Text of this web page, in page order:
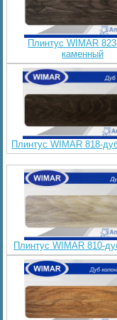
Плинтус WIMAR
каменный
Плинтус WIMAR 818-
Плинтус WIMAR 810-